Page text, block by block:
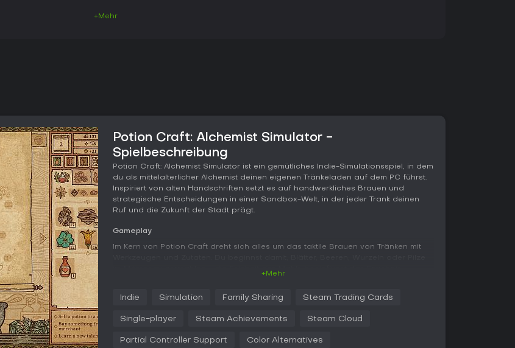
+Mehr
Potion Craft: Alchemist Simulator -
Spielbeschreibung
Potion Craft: Alchemist Simulator ist ein gemütliches Indie-Simulationsspiel, in dem
du als mittelalterlicher Alchemist deinen eigenen Tränkeladen auf dem PC führst.
Inspiriert von alten Handschriften setzt es auf handwerkliches Brauen und
strategische Entscheidungen in einer Sandbox-Welt, in der jeder Trank deinen
Ruf und die Zukunft der Stadt prägt.
Gameplay
Im Kern von Potion Craft dreht sich alles um das taktile Brauen von Tränken mit
ist das zentrale Feature: Damit zeichnest du Pfade, um Effekte zu kombinieren -
unerwünschte Mischungen.
Neben dem Brauen betreibst du deinen Laden, wo täglich Kunden mit
+Mehr
Indie Simulation Family Sharing Steam Trading Cards
Single-player Steam Achievements Steam Cloud
Partial Controller Support Color Alternatives